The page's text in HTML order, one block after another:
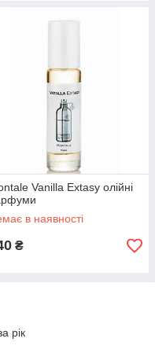
Vanilla Extasy олійні
в наявності
₴
рік